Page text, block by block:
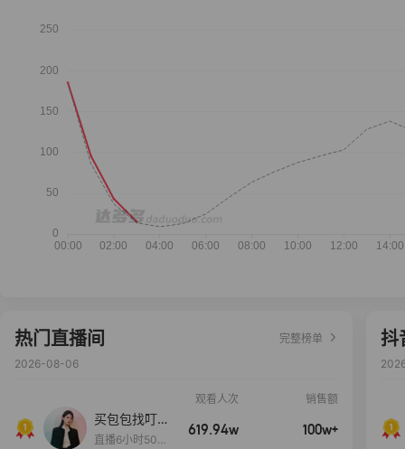
热门直播间
完整榜单
2026-08-06
观看人次 销售额
买包包找叮
当,一折购！
直播6小时50分
619.94w 100w+
抖